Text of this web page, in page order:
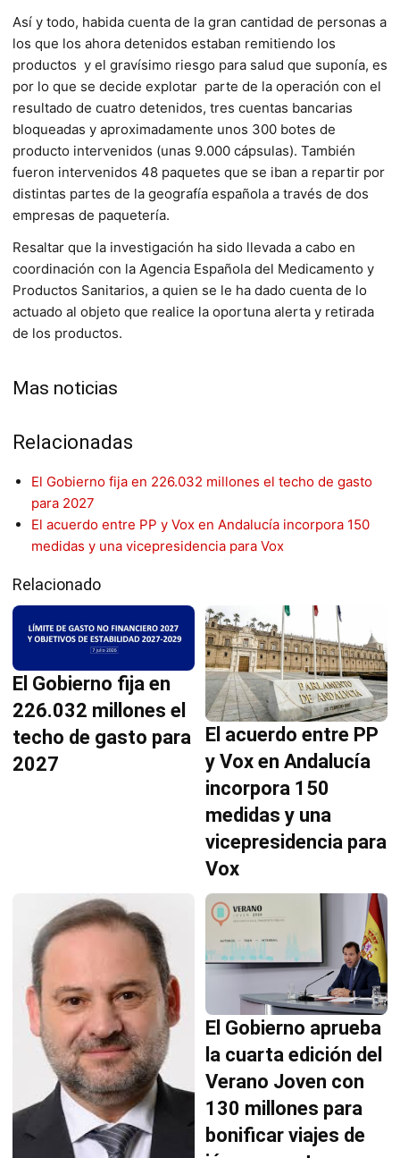
Así y todo, habida cuenta de la gran cantidad de personas a
los que los ahora detenidos estaban remitiendo los
productos y el gravísimo riesgo para salud que suponía, es
por lo que se decide explotar parte de la operación con el
resultado de cuatro detenidos, tres cuentas bancarias
bloqueadas y aproximadamente unos 300 botes de
producto intervenidos (unas 9.000 cápsulas). También
fueron intervenidos 48 paquetes que se iban a repartir por
distintas partes de la geografía española a través de dos
empresas de paquetería.
Resaltar que la investigación ha sido llevada a cabo en
coordinación con la Agencia Española del Medicamento y
Productos Sanitarios, a quien se le ha dado cuenta de lo
actuado al objeto que realice la oportuna alerta y retirada
de los productos.
Mas noticias
Relacionadas
El Gobierno fija en 226.032 millones el techo de gasto
para 2027
El acuerdo entre PP y Vox en Andalucía incorpora 150
medidas y una vicepresidencia para Vox
Relacionado
El Gobierno fija en
226.032 millones el
techo de gasto para
2027
El acuerdo entre PP
y Vox en Andalucía
incorpora 150
medidas y una
vicepresidencia para
Vox
El Gobierno aprueba
la cuarta edición del
Verano Joven con
130 millones para
bonificar viajes de